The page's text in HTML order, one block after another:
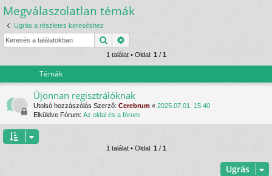
lin
ke
k
m
ok
s
Megválaszolatlan témák
Ugrás a részletes kereséshez
Keresés
1 találat • Oldal: 1 / 1
Témák
Újonnan regisztrálóknak
Utolsó hozzászólás Szerző: Cerebrum « 2025.07.01. 15:40
Elküldve Fórum: Az oldal és a fórum
1 találat • Oldal: 1/ 1
Ugrás